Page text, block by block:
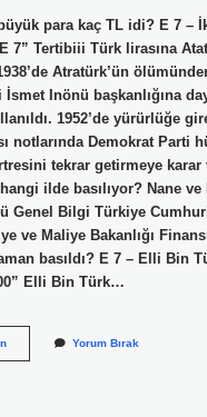
para kaç TL idi? E 7 –
7” Tertibiii Türk lirasına
Atratürk’ün
Inönü başkanlığına
1952’de yürürlüğe
notlarında Demokrat Parti
tekrar getirmeye karar
ilde basılıyor? Nane ve
Genel Bilgi Türkiye
ve Maliye Bakanlığı
basıldı? E 7 – Elli Bin
Elli Bin Türk…
Türkiye
Yorum Bırak